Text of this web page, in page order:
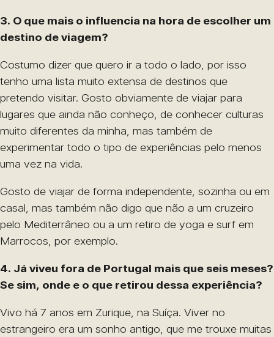
3. O que mais o influencia na hora de escolher um
destino de viagem?
Costumo dizer que quero ir a todo o lado, por isso
tenho uma lista muito extensa de destinos que
pretendo visitar. Gosto obviamente de viajar para
lugares que ainda não conheço, de conhecer culturas
muito diferentes da minha, mas também de
experimentar todo o tipo de experiências pelo menos
uma vez na vida.
Gosto de viajar de forma independente, sozinha ou em
casal, mas também não digo que não a um cruzeiro
pelo Mediterrâneo ou a um retiro de yoga e surf em
Marrocos, por exemplo.
4. Já viveu fora de Portugal mais que seis meses?
Se sim, onde e o que retirou dessa experiência?
Vivo há 7 anos em Zurique, na Suíça. Viver no
estrangeiro era um sonho antigo, que me trouxe muitas